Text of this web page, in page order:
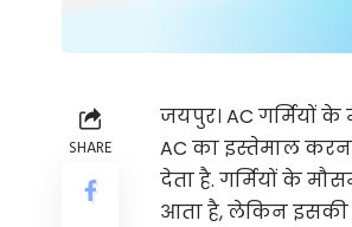
SHARE
जयपुर। AC गर्मियों
AC का इस्तेमाल
देता है. गर्मियों के
आता है, लेकिन इसकी